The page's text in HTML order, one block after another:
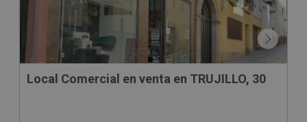
Local Comercial en venta en TRUJILLO, 30